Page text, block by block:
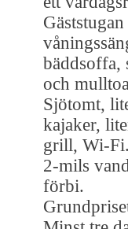
bäddsoffa,
och
Sjötomt,
kajaker,
grill, Wi-Fi.
2-mils
förbi.